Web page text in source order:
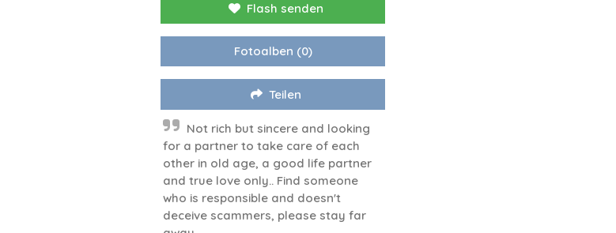
Flash senden
Fotoalben (0)
Teilen
Not rich but sincere and looking
for a partner to take care of each
other in old age, a good life partner
and true love only.. Find someone
who is responsible and doesn't
deceive scammers, please stay far